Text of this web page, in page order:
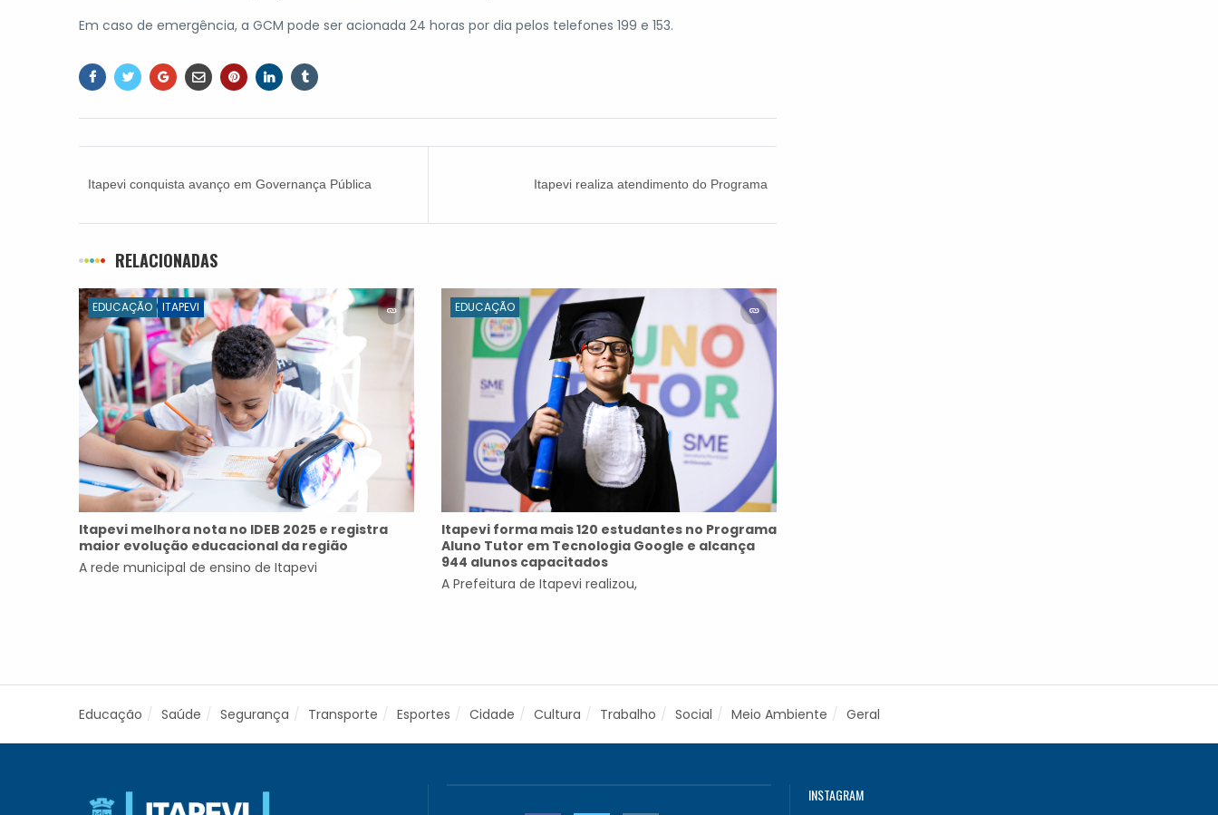
Em caso de emergência, a GCM pode ser acionada 24 horas por dia pelos telefones 199 e 153.
Itapevi conquista avanço em Governança Pública
Itapevi realiza atendimento do Programa
RELACIONADAS
EDUCAÇÃO ITAPEVI
Itapevi melhora nota no IDEB 2025 e registra
maior evolução educacional da região
A rede municipal de ensino de Itapevi
EDUCAÇÃO
Itapevi forma mais 120 estudantes no Programa
Aluno Tutor em Tecnologia Google e alcança
944 alunos capacitados
A Prefeitura de Itapevi realizou,
Educação Saúde Segurança Transporte Esportes Cidade Cultura Trabalho Social Meio Ambiente Geral
INSTAGRAM